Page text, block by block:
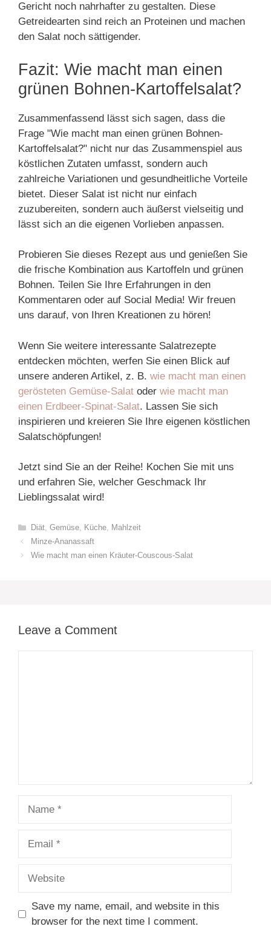
Gericht noch nahrhafter zu gestalten. Diese
Getreidearten sind reich an Proteinen und machen
den Salat noch sättigender.
Fazit: Wie macht man einen
grünen Bohnen-Kartoffelsalat?
Zusammenfassend lässt sich sagen, dass die
Frage "Wie macht man einen grünen Bohnen-
Kartoffelsalat?" nicht nur das Zusammenspiel aus
köstlichen Zutaten umfasst, sondern auch
zahlreiche Variationen und gesundheitliche Vorteile
bietet. Dieser Salat ist nicht nur einfach
zuzubereiten, sondern auch äußerst vielseitig und
lässt sich an die eigenen Vorlieben anpassen.
Probieren Sie dieses Rezept aus und genießen Sie
die frische Kombination aus Kartoffeln und grünen
Bohnen. Teilen Sie Ihre Erfahrungen in den
Kommentaren oder auf Social Media! Wir freuen
uns darauf, von Ihren Kreationen zu hören!
Wenn Sie weitere interessante Salatrezepte
entdecken möchten, werfen Sie einen Blick auf
unsere anderen Artikel, z. B. wie macht man einen
gerösteten Gemüse-Salat oder wie macht man
einen Erdbeer-Spinat-Salat. Lassen Sie sich
inspirieren und kreieren Sie Ihre eigenen köstlichen
Salatschöpfungen!
Jetzt sind Sie an der Reihe! Kochen Sie mit uns
und erfahren Sie, welcher Geschmack Ihr
Lieblingssalat wird!
Categories
Diät, Gemüse, Küche, Mahlzeit
Minze-Ananassaft
Wie macht man einen Kräuter-Couscous-Salat
Leave a Comment
Save my name, email, and website in this
browser for the next time I comment.